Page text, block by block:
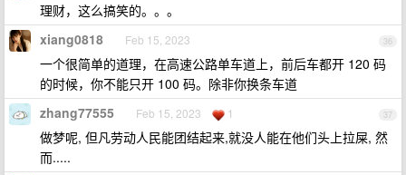
理财，这么搞笑的。。。
36
xiang0818 Feb 15, 2023
一个很简单的道理，在高速公路单车道上，前后车都开 120 码
的时候，你不能只开 100 码。除非你换条车道
37
zhang77555 Feb 15, 2023 1
做梦呢, 但凡劳动人民能团结起来,就没人能在他们头上拉屎, 然
而.....